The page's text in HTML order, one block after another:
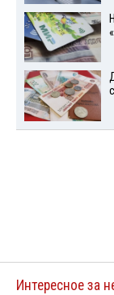
Интересное за